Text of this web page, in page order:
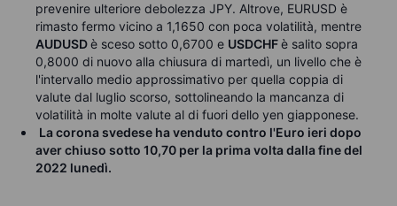
prevenire ulteriore debolezza JPY. Altrove, EURUSD è
rimasto fermo vicino a 1,1650 con poca volatilità, mentre
AUDUSDè sceso sotto 0,6700 e USDCHFè salito sopra
0,8000 di nuovo alla chiusura di martedì, un livello che è
l'intervallo medio approssimativo per quella coppia di
valute dal luglio scorso, sottolineando la mancanza di
volatilità in molte valute al di fuori dello yen giapponese.
La corona svedese ha venduto contro l'Euro ieri dopo
aver chiuso sotto 10,70 per la prima volta dalla fine del
2022 lunedì.